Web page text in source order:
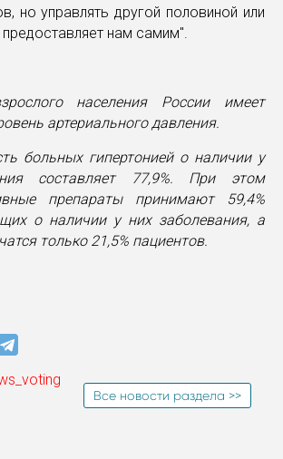
но управлять другой половиной или
нам самим".
населения России имеет
артериального давления.
больных гипертонией о наличии у
составляет 77,9%. При этом
препараты принимают 59,4%
о наличии у них заболевания, а
только 21,5% пациентов.
Все новости раздела >>